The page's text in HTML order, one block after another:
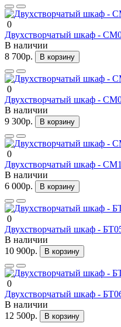
0
Двухстворчатый шкаф -
В наличии
8 700р.
В корзину
0
Двухстворчатый шкаф -
В наличии
9 300р.
В корзину
0
Двухстворчатый шкаф -
В наличии
6 000р.
В корзину
0
Двухстворчатый шкаф -
В наличии
10 900р.
В корзину
0
Двухстворчатый шкаф -
В наличии
12 500р.
В корзину